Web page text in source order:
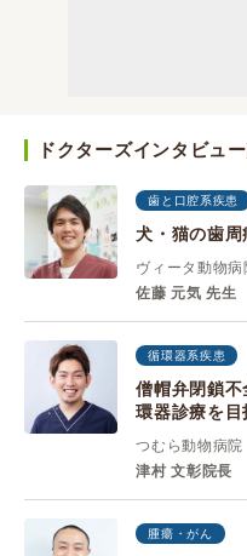
ドクターズインタビュ
歯と口腔系疾患
犬・猫の歯周
ヴィータ動物病
佐藤 元気 先生
循環器系疾患
僧帽弁閉鎖
環器診療を目
つむら動物病院
津村 ⽂彰院長
腫瘍・がん